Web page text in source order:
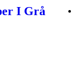
I Grå